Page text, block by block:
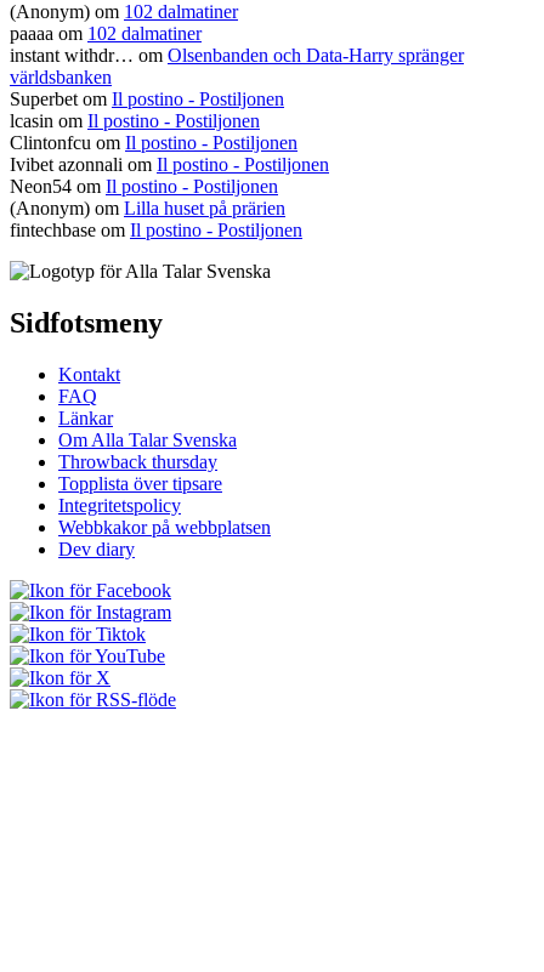
(Anonym) om 102 dalmatiner
paaaa om 102 dalmatiner
instant withdr… om Olsenbanden och Data-Harry spränger
världsbanken
Superbet om Il postino - Postiljonen
lcasin om Il postino - Postiljonen
Clintonfcu om Il postino - Postiljonen
Ivibet azonnali om Il postino - Postiljonen
Neon54 om Il postino - Postiljonen
(Anonym) om Lilla huset på prärien
fintechbase om Il postino - Postiljonen
Sidfotsmeny
Kontakt
FAQ
Länkar
Om Alla Talar Svenska
Throwback thursday
Topplista över tipsare
Integritetspolicy
Webbkakor på webbplatsen
Dev diary